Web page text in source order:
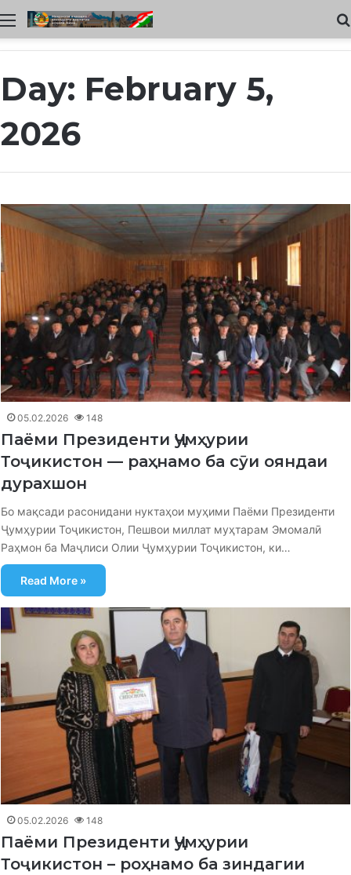
Меню
Day: February 5,
2026
05.02.2026 148
Паёми Президенти Ҷумҳурии
Тоҷикистон — раҳнамо ба сӯи ояндаи
дурахшон
Бо мақсади расонидани нуктаҳои муҳими Паёми Президенти
Ҷумҳурии Тоҷикистон, Пешвои миллат муҳтарам Эмомалӣ
Раҳмон ба Маҷлиси Олии Ҷумҳурии Тоҷикистон, ки…
Read More »
05.02.2026 148
Паёми Президенти Ҷумҳурии
Тоҷикистон – роҳнамо ба зиндагии